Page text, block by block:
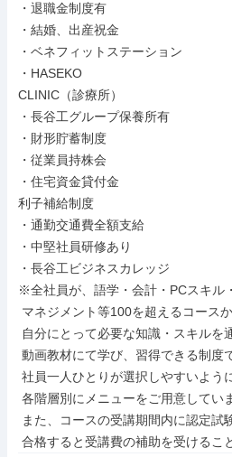
・退職金制度有
・結婚、出産祝金
・ベネフィットステーション
・HASEKO
CLINIC（診療所）
・長谷工グループ保養所有
・財形貯蓄制度
・従業員持株会
・住宅資金貸付金
利子補給制度
・通勤交通費全額支給
・中堅社員研修あり
・長谷工ビジネスカレッジ
※全社員が、語学・会計・PCスキル・
合格すると受講費の補助を受けるこ